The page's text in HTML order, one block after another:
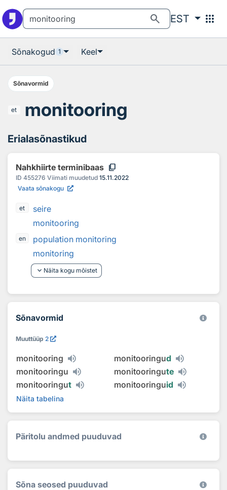
search EST apps
Sõnakogud 1 Keel
Sõnavormid
et monitooring
Erialasõnastikud
Nahkhiirte terminibaas content_copy
ID 455276 Viimati muudetud 15.11.2022
Vaata sõnakogu
et
seire
monitooring
en
population monitoring
monitoring
keyboard_arrow_down Näita kogu mõistet
Sõnavormid
Muuttüüp 2
monitooring monitooringud
monitooringu
monitooringute
monitooringut monitooringuid
Näita tabelina
Päritolu andmed puuduvad
Sõna seosed puuduvad